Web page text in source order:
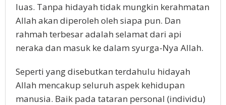
luas. Tanpa hidayah tidak mungkin kerahmatan
Allah akan diperoleh oleh siapa pun. Dan
rahmah terbesar adalah selamat dari api
neraka dan masuk ke dalam syurga-Nya Allah.
Seperti yang disebutkan terdahulu hidayah
Allah mencakup seluruh aspek kehidupan
manusia. Baik pada tataran personal (individu)